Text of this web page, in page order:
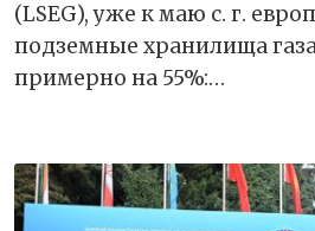
(LSEG), уже к маю с. г.
подземные хранилища
примерно на 55%:…